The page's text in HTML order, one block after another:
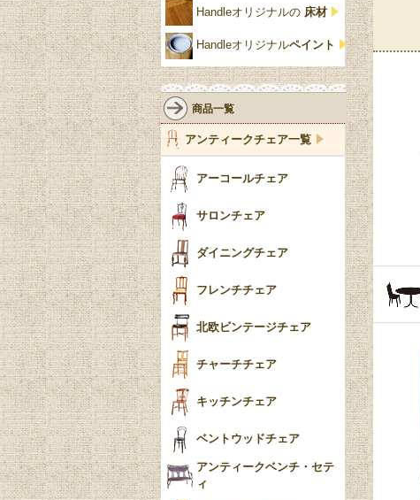
スリッパ収納
壁掛け家具
パーテーション・間
仕切り
ガーデンファニチャ
ー
ミッドセンチュリー
アールデコ
脚のモチーフ一覧
ターニングレッグ
バルボスレッグ
ボビンターニング
ツイスト
トライポッド
チェスターフィールド
リリパットレーン
アングルポイズ
ウォーカー＆ホール
Handleオリジナルの 床材
Handleオリジナルペイント
商品一覧
アンティークチェア一覧
アーコールチェア
サロンチェア
ダイニングチェア
フレンチチェア
北欧ビンテージチェア
チャーチチェア
キッチンチェア
ベントウッドチェア
アンティークベンチ・セテ
ィ